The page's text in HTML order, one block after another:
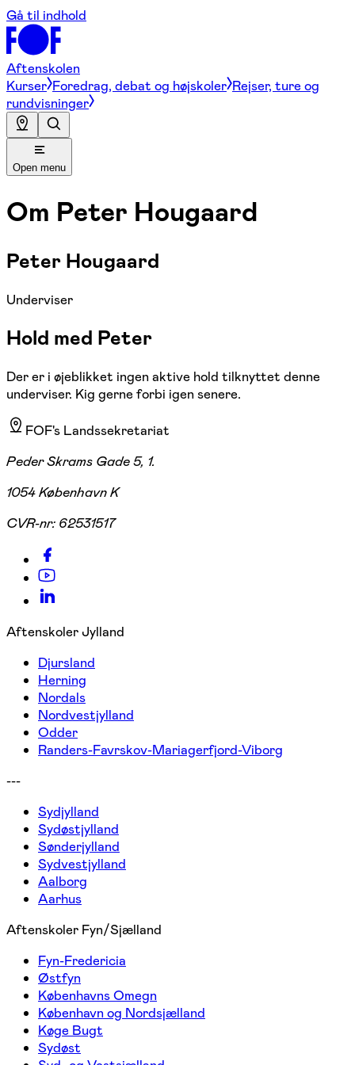
Gå til indhold
Aftenskolen
Kurser Foredrag, debat og højskoler Rejser, ture og
rundvisninger
Open menu
Om Peter Hougaard
Peter Hougaard
Underviser
Hold med Peter
Der er i øjeblikket ingen aktive hold tilknyttet denne
underviser. Kig gerne forbi igen senere.
FOF's Landssekretariat
Peder Skrams Gade 5, 1.
1054 København K
CVR-nr: 62531517
Aftenskoler Jylland
Djursland
Herning
Nordals
Nordvestjylland
Odder
Randers-Favrskov-Mariagerfjord-Viborg
---
Sydjylland
Sydøstjylland
Sønderjylland
Sydvestjylland
Aalborg
Aarhus
Aftenskoler Fyn/Sjælland
Fyn-Fredericia
Østfyn
Københavns Omegn
København og Nordsjælland
Køge Bugt
Sydøst